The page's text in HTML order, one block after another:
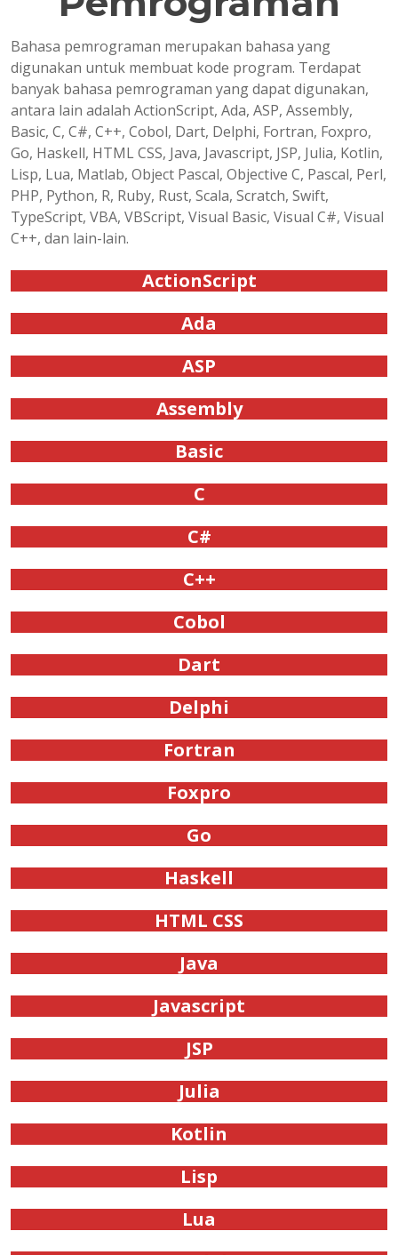
Bahasa pemrograman merupakan bahasa yang
digunakan untuk membuat kode program. Terdapat
banyak bahasa pemrograman yang dapat digunakan,
antara lain adalah ActionScript, Ada, ASP, Assembly,
Basic, C, C#, C++, Cobol, Dart, Delphi, Fortran, Foxpro,
Go, Haskell, HTML CSS, Java, Javascript, JSP, Julia, Kotlin,
Lisp, Lua, Matlab, Object Pascal, Objective C, Pascal, Perl,
PHP, Python, R, Ruby, Rust, Scala, Scratch, Swift,
TypeScript, VBA, VBScript, Visual Basic, Visual C#, Visual
C++, dan lain-lain.
ActionScript
Ada
ASP
Assembly
Basic
C
C#
C++
Cobol
Dart
Delphi
Fortran
Foxpro
Go
Haskell
HTML CSS
Java
Javascript
JSP
Julia
Kotlin
Lisp
Lua